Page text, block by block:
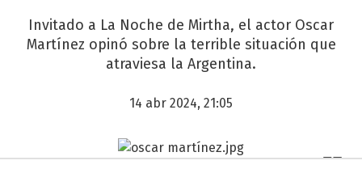
Invitado a La Noche de Mirtha, el actor Oscar
Martínez opinó sobre la terrible situación que
atraviesa la Argentina.
14 abr 2024, 21:05